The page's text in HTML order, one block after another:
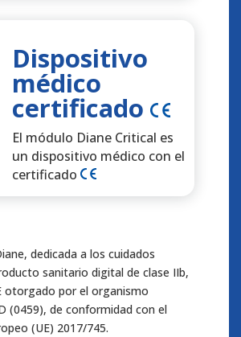
Dispositivo
médico
certificado
El módulo Diane Critical es
un dispositivo médico con el
certificado
dedicada a los cuidados
sanitario digital de clase IIb,
otorgado por el organismo
(0459), de conformidad con el
(UE) 2017/745.